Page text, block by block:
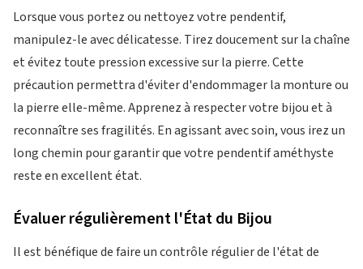
Lorsque vous portez ou nettoyez votre pendentif,
manipulez-le avec délicatesse. Tirez doucement sur la chaîne
et évitez toute pression excessive sur la pierre. Cette
précaution permettra d'éviter d'endommager la monture ou
la pierre elle-même. Apprenez à respecter votre bijou et à
reconnaître ses fragilités. En agissant avec soin, vous irez un
long chemin pour garantir que votre pendentif améthyste
reste en excellent état.
Évaluer régulièrement l'État du Bijou
Il est bénéfique de faire un contrôle régulier de l'état de